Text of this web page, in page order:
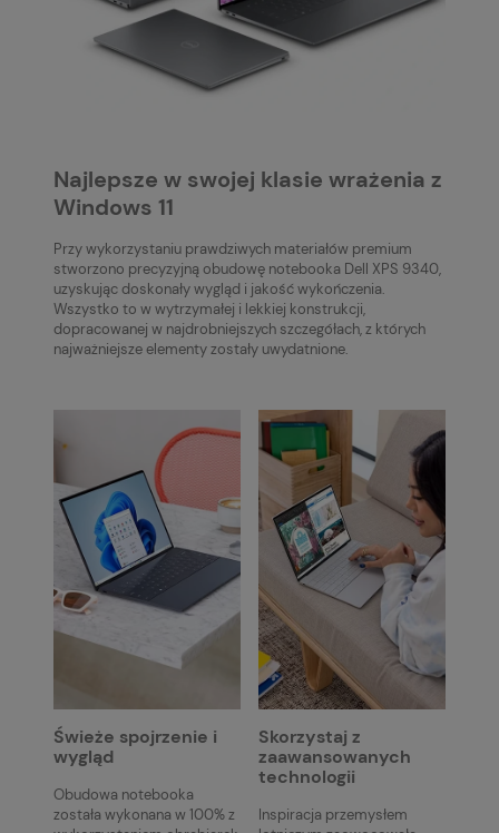
Najlepsze w swojej klasie wrażenia z
Windows 11
Przy wykorzystaniu prawdziwych materiałów premium
stworzono precyzyjną obudowę notebooka Dell XPS 9340,
uzyskując doskonały wygląd i jakość wykończenia.
Wszystko to w wytrzymałej i lekkiej konstrukcji,
dopracowanej w najdrobniejszych szczegółach, z których
najważniejsze elementy zostały uwydatnione.
Świeże spojrzenie i
wygląd
Obudowa notebooka
została wykonana w 100% z
Skorzystaj z
zaawansowanych
technologii
Inspiracja przemysłem